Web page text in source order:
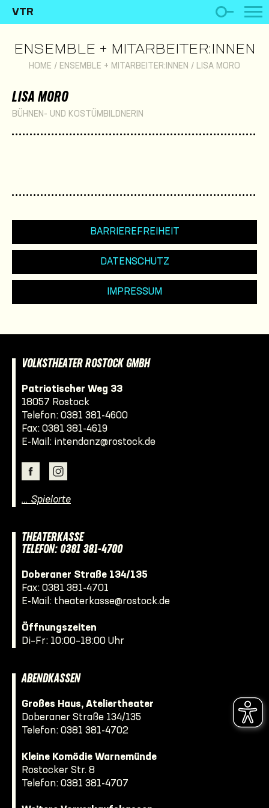
VTR
ENSEMBLE + MITARBEITER:INNEN
HOME / ENSEMBLE + MITARBEITER:INNEN / LISA MORO
LISA MORO
BÜHNEN- UND KOSTÜMBILDNERIN
BARRIEREFREIHEIT
DATENSCHUTZ
IMPRESSUM
VOLKSTHEATER ROSTOCK GMBH
Patriotischer Weg 33
18057 Rostock
Telefon: 0381 381-4600
Fax: 0381 381-4619
E-Mail: intendanz@rostock.de
… Spielorte
THEATERKASSE
TELEFON: 0381 381-4700
Doberaner Straße 134/135
Fax: 0381 381-4701
E-Mail: theaterkasse@rostock.de
Öffnungszeiten
Di–Fr: 10:00–18:00 Uhr
ABENDKASSEN
Großes Haus, Ateliertheater
Doberaner Straße 134/135
Telefon: 0381 381-4702
Kleine Komödie Warnemünde
Rostocker Str. 8
Telefon: 0381 381-4707